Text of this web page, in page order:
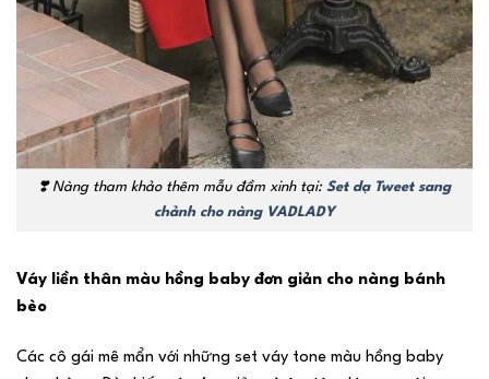
❣️Nàng tham khảo thêm mẫu đầm xinh tại: Set dạ Tweet sang
chảnh cho nàng VADLADY
Váy liền thân màu hồng baby đơn giản cho nàng bánh
bèo
Các cô gái mê mẩn với những set váy tone màu hồng baby